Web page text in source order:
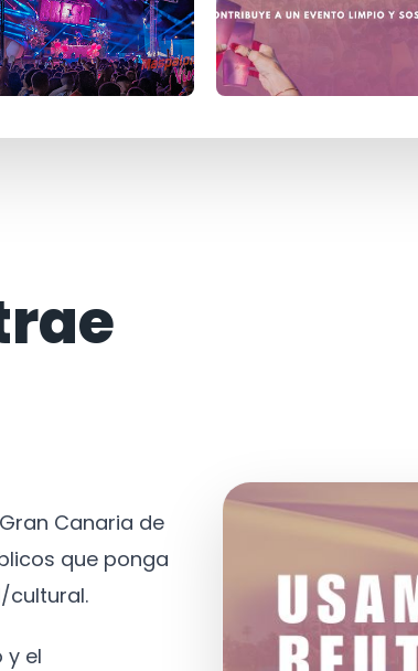
Canaria de
que ponga
cultural.
y el